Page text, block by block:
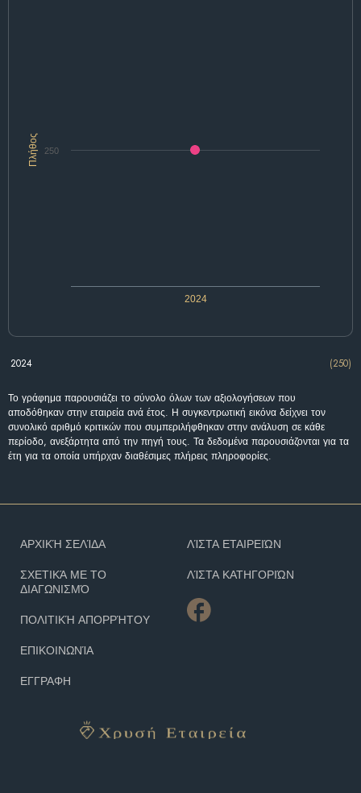
Πλήθος
2024
250
2024 (250)
Το γράφημα παρουσιάζει το σύνολο όλων των αξιολογήσεων που
αποδόθηκαν στην εταιρεία ανά έτος. Η συγκεντρωτική εικόνα δείχνει τον
συνολικό αριθμό κριτικών που συμπεριλήφθηκαν στην ανάλυση σε κάθε
περίοδο, ανεξάρτητα από την πηγή τους. Τα δεδομένα παρουσιάζονται για τα
έτη για τα οποία υπήρχαν διαθέσιμες πλήρεις πληροφορίες.
ΑΡΧΙΚΉ ΣΕΛΊΔΑ
ΣΧΕΤΙΚΆ ΜΕ ΤΟ
ΔΙΑΓΩΝΙΣΜΌ
ΠΟΛΙΤΙΚΉ ΑΠΟΡΡΉΤΟΥ
ΕΠΙΚΟΙΝΩΝΊΑ
ΕΓΓΡΑΦΗ
ΛΊΣΤΑ ΕΤΑΙΡΕΙΏΝ
ΛΊΣΤΑ ΚΑΤΗΓΟΡΙΏΝ